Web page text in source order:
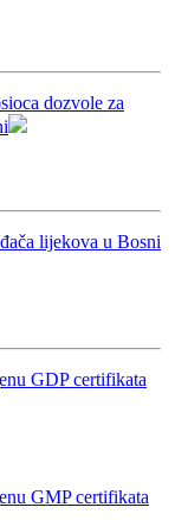
dozvole za
lijekova u Bosni
GDP certifikata
GMP certifikata